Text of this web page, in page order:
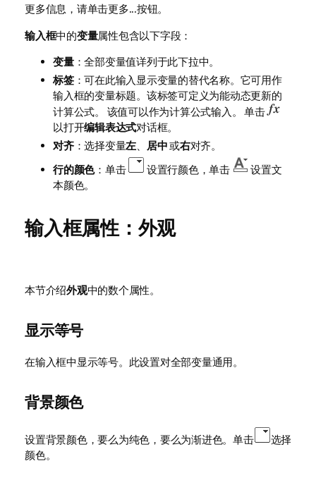
更多信息，请单击更多...按钮。
输入框中的变量属性包含以下字段：
变量：全部变量值详列于此下拉中。
标签：可在此输入显示变量的替代名称。它可用作
输入框的变量标题。该标签可定义为能动态更新的
计算公式。 该值可以作为计算公式输入。 单击
以打开编辑表达式对话框。
对齐：选择变量左、 居中或右对齐。
行的颜色：单击 设置行颜色，单击
设置文
本颜色。
输入框属性：外观
本节介绍外观中的数个属性。
显示等号
在输入框中显示等号。此设置对全部变量通用。
背景颜色
设置背景颜色，要么为纯色，要么为渐进色。单击
选择
颜色。